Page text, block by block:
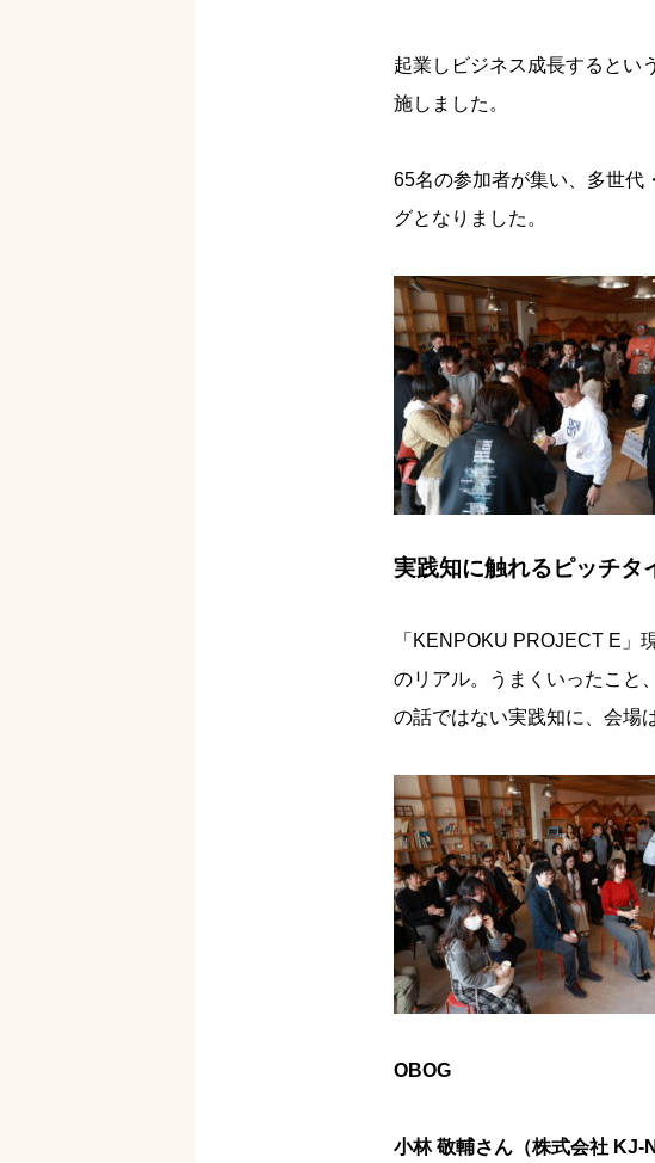
起業しビジネス成長するとい
施しました。
65名の参加者が集い、多世代
グとなりました。
実践知に触れるピッチタ
「KENPOKU PROJECT E」
のリアル。うまくいったこと
の話ではない実践知に、会場
OBOG
小林 敬輔さん（株式会社 KJ-